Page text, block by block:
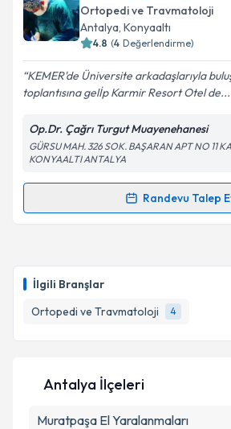
İlgili Branşlar
Ortopedi ve Travmatoloji
4
Ortopedi ve Travmatoloji
Antalya, Konyaaltı
4.8 (4 Değerlendirme)
KEMER'de Üniversite arkadaşlarıyla
toplantısına gelİp Karmir Resort Otel de...
Op.Dr. Çağrı Turgut Muayenehanesi
GÜRSU MAH. 326 SOK. BAŞARAN APT NO 11
KONYAALTI ANTALYA
Randevu Talep
Randevu Takvimi Talebi
takvim hazırlandığında e-posta ile
Metni'ni okudum ve kişisel
Antalya İlçeleri
Muratpaşa El Yaralanmaları